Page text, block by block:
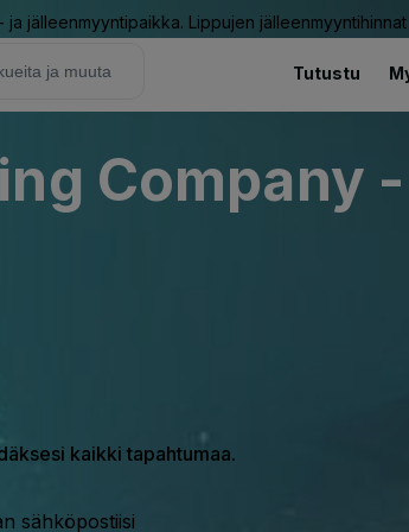
ja jälleenmyyntipaikka. Lippujen
Tutustu
Company
kaikki tapahtumaa.
sähköpostiisi